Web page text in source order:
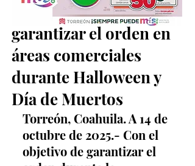
Habrá operativos para
garantizar el orden en
áreas comerciales
durante Halloween y
Día de Muertos
Torreón, Coahuila. A 14 de
octubre de 2025.- Con el
objetivo de garantizar el